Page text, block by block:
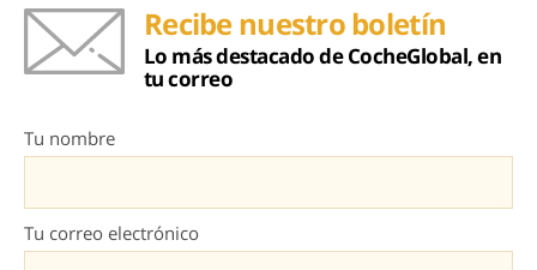
Recibe nuestro boletín
Lo más destacado de CocheGlobal, en
tu correo
Tu nombre
Tu correo electrónico